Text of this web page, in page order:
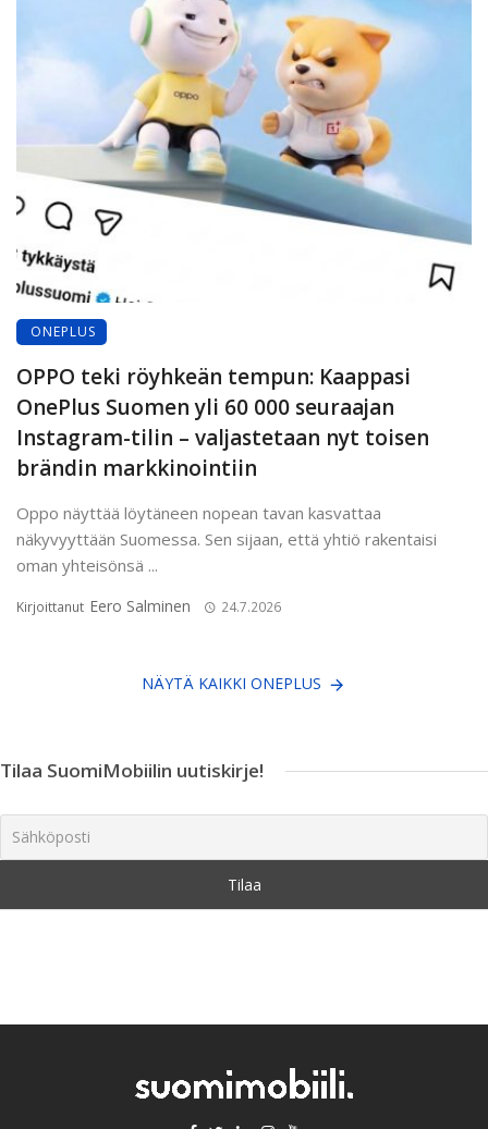
ONEPLUS
OPPO teki röyhkeän tempun: Kaappasi
OnePlus Suomen yli 60 000 seuraajan
Instagram-tilin – valjastetaan nyt toisen
brändin markkinointiin
Oppo näyttää löytäneen nopean tavan kasvattaa
näkyvyyttään Suomessa. Sen sijaan, että yhtiö rakentaisi
oman yhteisönsä ...
Kirjoittanut Eero Salminen 24.7.2026
NÄYTÄ KAIKKI ONEPLUS
Tilaa SuomiMobiilin uutiskirje!